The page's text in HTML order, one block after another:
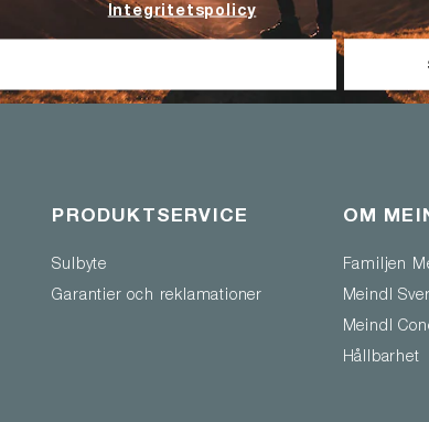
Integritetspolicy
PRODUKTSERVICE
Sulbyte
Garantier och reklamationer
OM
Familjen
Meindl
Meindl
Hållbarhet